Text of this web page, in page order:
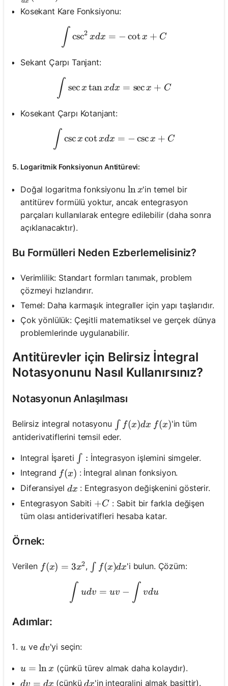
Kosekant Kare Fonksiyonu:
\int \csc ^2 x d x=-\cot
∫ csc2 xdx = − cotx + C
Sekant Çarpı Tanjant:
\int \sec x \tan x d
∫ sec x tanxdx = secx + C
Kosekant Çarpı Kotanjant:
\int \csc x \cot x d x=-
∫ cscx cotxdx = − cscx + C
5. Logaritmik Fonksiyonun Antitürevi:
Doğal logaritma fonksiyonu \ln x
ln x'in temel bir
antitürev formülü yoktur, ancak entegrasyon
parçaları kullanılarak entegre edilebilir (daha sonra
açıklanacaktır).
Bu Formülleri Neden Ezberlemelisiniz?
Verimlilik: Standart formları tanımak, problem
çözmeyi hızlandırır.
Temel: Daha karmaşık integraller için yapı taşlarıdır.
Çok yönlülük: Çeşitli matematiksel ve gerçek dünya
problemlerinde uygulanabilir.
Antitürevler için Belirsiz İntegral
Notasyonunu Nasıl Kullanırsınız?
Notasyonun Anlaşılması
Belirsiz integral notasyonu \int f(x) d x
∫ f(x)dx f(x)
f(x)'in tüm
antiderivatiflerini temsil eder.
Integral İşareti \int:
∫ : İntegrasyon işlemini simgeler.
Integrand f(x)
f(x) : İntegral alınan fonksiyon.
Diferansiyel d x
dx : Entegrasyon değişkenini gösterir.
Entegrasyon Sabiti +C
+C : Sabit bir farkla değişen
tüm olası antiderivatifleri hesaba katar.
Örnek:
Verilen f(x)=3 x^2
f(x) = 3x2, \int f(x) d x
∫ f(x)dx'i bulun. Çözüm:
\int u d v=u v-\int v d u
∫ udv = uv − ∫ vdu
Adımlar:
u
uved v
dv'yi seçin:
u=\ln x
u = lnx (çünkü türev almak daha kolaydır).
d v=d x
dv = dx (çünküd x
dx'in integralini almak basittir).